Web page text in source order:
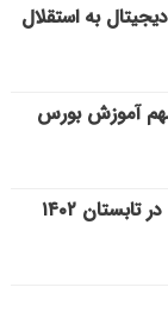
به استقلال
آموزش بورس
۱۴۰۲